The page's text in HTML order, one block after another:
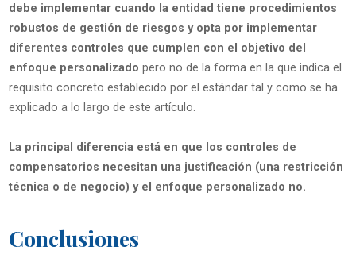
debe implementar cuando la entidad tiene procedimientos
robustos de gestión de riesgos y opta por implementar
diferentes controles que cumplen con el objetivo del
enfoque personalizado pero no de la forma en la que indica el
requisito concreto establecido por el estándar tal y como se ha
explicado a lo largo de este artículo.
La principal diferencia está en que los controles de
compensatorios necesitan una justificación (una restricción
técnica o de negocio) y el enfoque personalizado no.
Conclusiones